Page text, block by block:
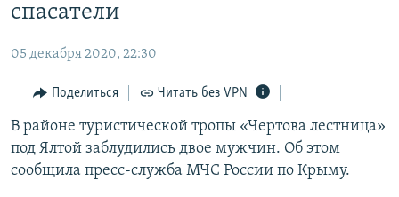
главной
навигации
Вернутся
поиску
11 ЛЕТ ОККУПАЦИИ КРЫМА. 11 ИСТОРИЙ СОПРОТИВЛЕНИЯ
ЕЩЕ
ИНТЕРАКТИВ
ИНФОГРАФИКА
ТЕЛЕПРОЕКТ КРЫМ.РЕАЛИИ
РАДІО СВОБОДА
КАК ОБОЙТИ БЛОКИРОВКУ
Українською
спасатели
05 декабря 2020, 22:30
Поделиться Читать без VPN
В районе туристической тропы «Чертова лестница»
под Ялтой заблудились двое мужчин. Об этом
сообщила пресс-служба МЧС России по Крыму.